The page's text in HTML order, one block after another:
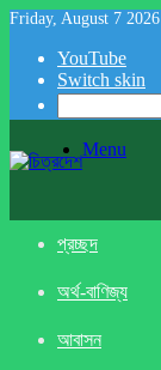
Friday, August 7 2026
YouTube
Switch skin
Menu
প্রচ্ছদ
অর্থ-বাণিজ্য
আবাসন